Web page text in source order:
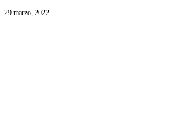
29 marzo, 2022